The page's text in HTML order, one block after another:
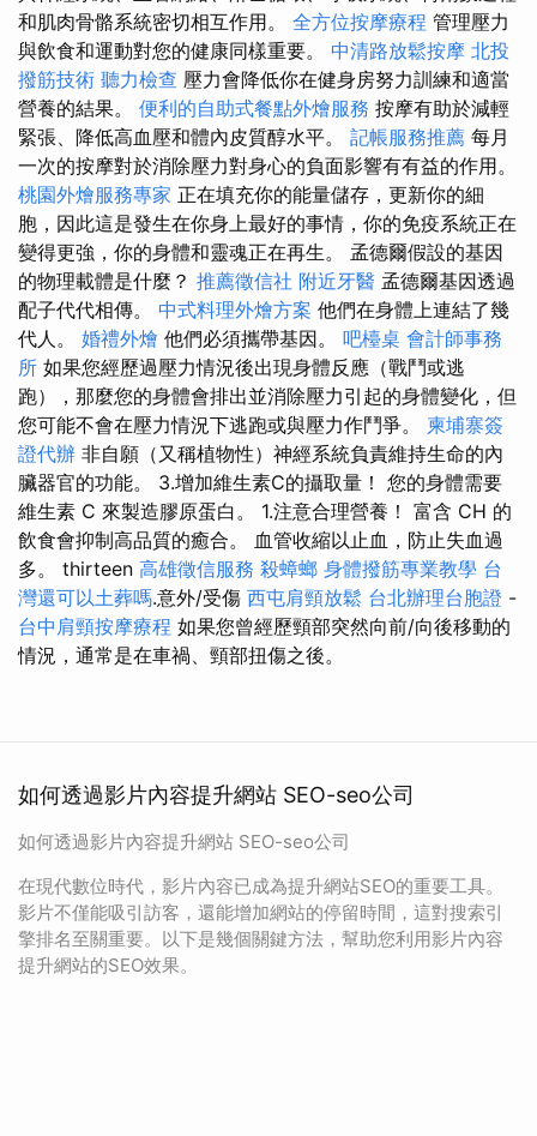
和肌肉骨骼系統密切相互作用。 全方位按摩療程 管理壓力
與飲食和運動對您的健康同樣重要。 中清路放鬆按摩 北投
撥筋技術 聽力檢查 壓力會降低你在健身房努力訓練和適當
營養的結果。 便利的自助式餐點外燴服務 按摩有助於減輕
緊張、降低高血壓和體內皮質醇水平。 記帳服務推薦 每月
一次的按摩對於消除壓力對身心的負面影響有有益的作用。
桃園外燴服務專家 正在填充你的能量儲存，更新你的細
胞，因此這是發生在你身上最好的事情，你的免疫系統正在
變得更強，你的身體和靈魂正在再生。 孟德爾假設的基因
的物理載體是什麼？ 推薦徵信社 附近牙醫 孟德爾基因透過
配子代代相傳。 中式料理外燴方案 他們在身體上連結了幾
代人。 婚禮外燴 他們必須攜帶基因。 吧檯桌 會計師事務
所 如果您經歷過壓力情況後出現身體反應（戰鬥或逃
跑），那麼您的身體會排出並消除壓力引起的身體變化，但
您可能不會在壓力情況下逃跑或與壓力作鬥爭。 柬埔寨簽
證代辦 非自願（又稱植物性）神經系統負責維持生命的內
臟器官的功能。 3.增加維生素C的攝取量！ 您的身體需要
維生素 C 來製造膠原蛋白。 1.注意合理營養！ 富含 CH 的
飲食會抑制高品質的癒合。 血管收縮以止血，防止失血過
多。 thirteen 高雄徵信服務 殺蟑螂 身體撥筋專業教學 台
灣還可以土葬嗎.意外/受傷 西屯肩頸放鬆 台北辦理台胞證 -
台中肩頸按摩療程 如果您曾經歷頸部突然向前/向後移動的
情況，通常是在車禍、頸部扭傷之後。
如何透過影片內容提升網站 SEO-seo公司
如何透過影片內容提升網站 SEO-seo公司
在現代數位時代，影片內容已成為提升網站SEO的重要工具。
影片不僅能吸引訪客，還能增加網站的停留時間，這對搜索引
擎排名至關重要。以下是幾個關鍵方法，幫助您利用影片內容
提升網站的SEO效果。